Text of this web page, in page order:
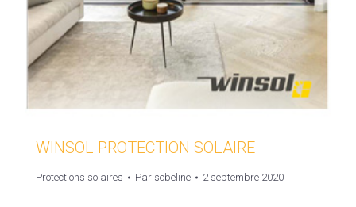
WINSOL PROTECTION SOLAIRE
Protections solaires Par sobeline 2 septembre 2020